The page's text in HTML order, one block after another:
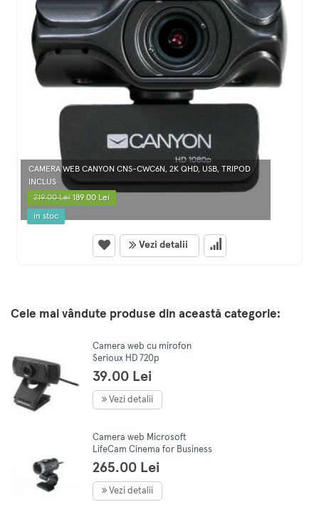
CAMERA WEB CANYON CNS-CWC6N, 2K QHD, USB, TRIPOD
INCLUS
219.00 Lei189.00 Lei
in stoc
Vezi detalii
Cele mai vândute produse din această categorie:
Camera web cu mirofon
Serioux HD 720p
39.00 Lei
Vezi detalii
Camera web Microsoft
LifeCam Cinema for Business
265.00 Lei
Vezi detalii